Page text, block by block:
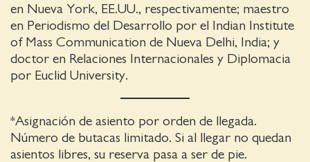
en Nueva York, EE.UU., respectivamente; maestro
en Periodismo del Desarrollo por el Indian Institute
of Mass Communication de Nueva Delhi, India; y
doctor en Relaciones Internacionales y Diplomacia
por Euclid University.
*Asignación de asiento por orden de llegada.
Número de butacas limitado. Si al llegar no quedan
asientos libres, su reserva pasa a ser de pie.